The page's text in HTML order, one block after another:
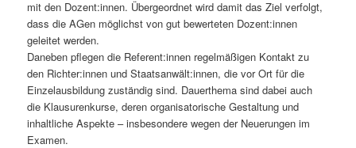
mit den Dozent:innen. Übergeordnet wird damit das Ziel verfolgt,
dass die AGen möglichst von gut bewerteten Dozent:innen
geleitet werden.
Daneben pflegen die Referent:innen regelmäßigen Kontakt zu
den Richter:innen und Staatsanwält:innen, die vor Ort für die
Einzelausbildung zuständig sind. Dauerthema sind dabei auch
die Klausurenkurse, deren organisatorische Gestaltung und
inhaltliche Aspekte – insbesondere wegen der Neuerungen im
Examen.